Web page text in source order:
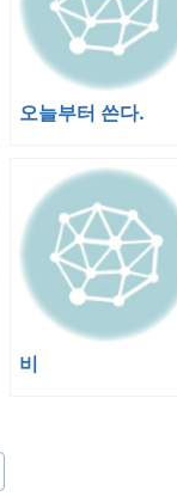
오늘부터 쓴다.
비